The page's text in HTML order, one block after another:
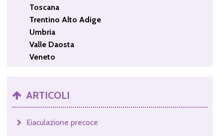
Toscana
Trentino Alto Adige
Umbria
Valle Daosta
Veneto
ARTICOLI
Eiaculazione precoce